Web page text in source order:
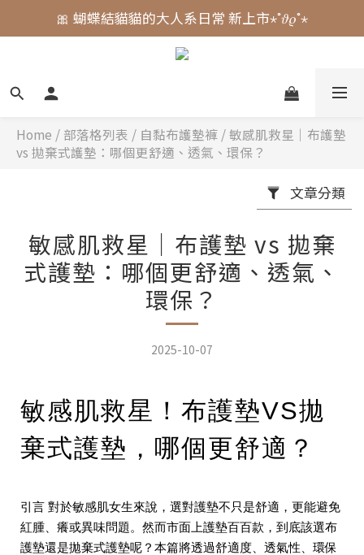
🎀 蝴蝶結貓貓的大人系日常 新上市⋆˚𝜗𝜚˚⋆
🎀 蝴蝶結貓貓的大人系日常 新上市⋆˚𝜗𝜚˚⋆
📣  𝘄𝗲𝗹𝗰𝗼𝗺𝗲 加入會員享 $𝟑𝟎元 購物金.ᐟ
⚠️ 授權即將到期｜威嗝高校 自黏收納巾 現貨倒數中.ᐟ
🎀 蝴蝶結貓貓的大人系日常 新上市⋆˚𝜗𝜚˚⋆
Home / 部落格列表 / 自黏布護墊褲 /敏感肌救星｜布護墊
vs 拋棄式護墊：哪個更舒適、透氣、環保？
文章分類
敏感肌救星｜布護墊 vs 拋棄
式護墊：哪個更舒適、透氣、
環保？
2025-10-07
敏感肌救星！布護墊VS拋
棄式護墊，哪個更舒適？
引言 對於敏感肌女生來說，選對護墊不只是舒適，更能避免
紅腫、癢或異味問題。然而市面上護墊百百款，到底該選布
護墊還是拋棄式護墊呢？本篇將透過舒適度、透氣性、環保